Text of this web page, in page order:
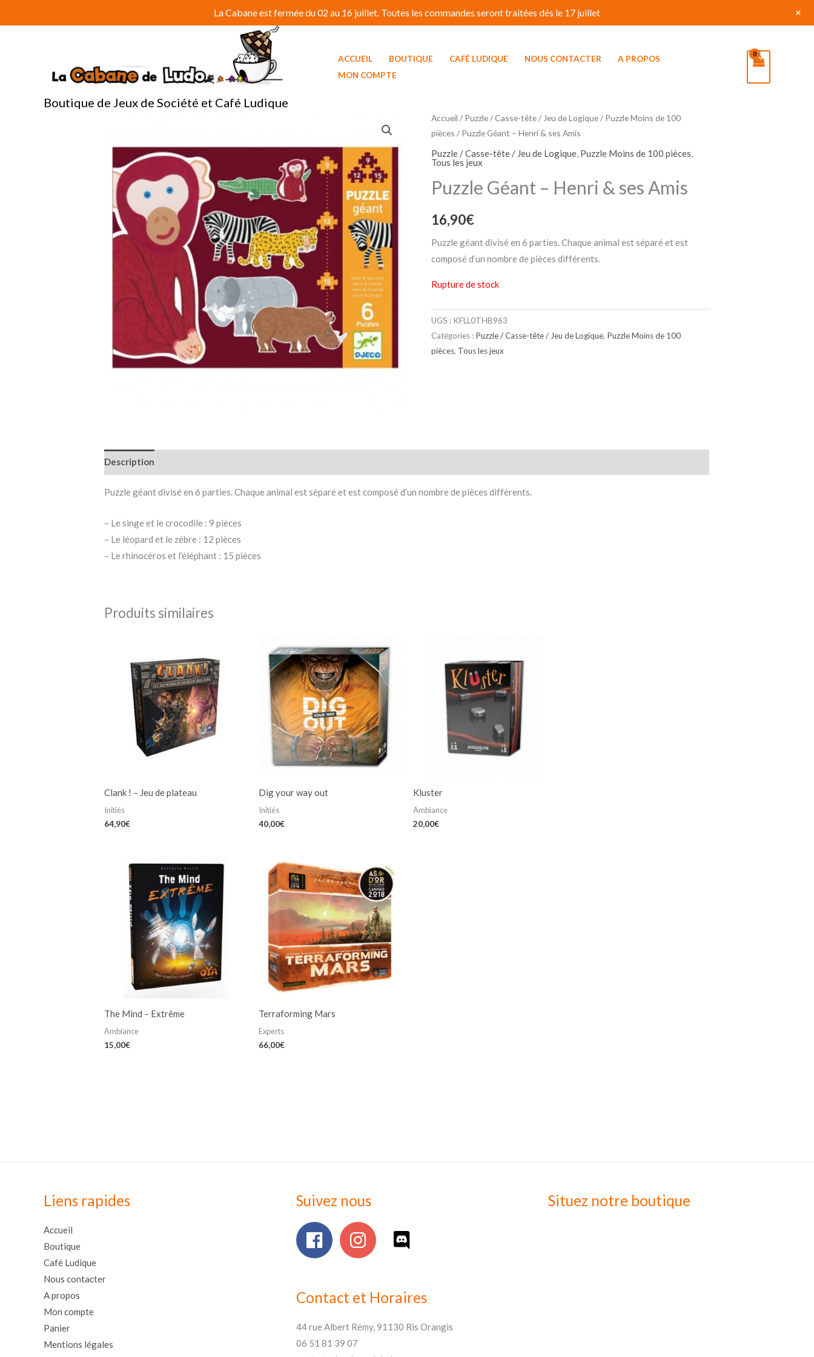
au
Boutique de Jeux de Société et Café Ludique
ACCUEIL BOUTIQUE CAFÉ LUDIQUE NOUS CONTACTER
A PROPOS
MON COMPTE
Accueil / Puzzle / Casse-tête / Jeu de Logique/ Puzzle Moins de 100
pièces / Puzzle Géant – Henri & ses Amis
Puzzle / Casse-tête / Jeu de Logique, Puzzle Moins de 100 pièces,
Tous les jeux
Puzzle Géant – Henri & ses Amis
16,90€
Puzzle géant divisé en 6 parties. Chaque animal est séparé et est
composé d’un nombre de pièces différents.
Rupture de stock
UGS : KFLL0THB963
Catégories : Puzzle / Casse-tête / Jeu de Logique, Puzzle Moins de 100
pièces, Tous les jeux
Description
Puzzle géant divisé en 6 parties. Chaque animal est séparé et est composé d’un nombre de pièces différents.
– Le singe et le crocodile : 9 pièces
– Le léopard et le zèbre : 12 pièces
– Le rhinocéros et l’éléphant : 15 pièces
Produits similaires
Clank ! – Jeu de plateau
Initiés
64,90€
Dig your way out
Initiés
40,00€
Kluster
Ambiance
20,00€
The Mind – Extrême
Ambiance
15,00€
Terraforming Mars
Experts
66,00€
Liens rapides
Accueil
Boutique
Café Ludique
Nous contacter
A propos
Mon compte
Panier
Mentions légales
Suivez nous
Contact et Horaires
44 rue Albert Rémy, 91130 Ris Orangis
06 51 81 39 07
Situez notre boutique
La Cabane est fermée du 02 au 16 juillet. Toutes les commandes seront traitées dés le 17 juillet +